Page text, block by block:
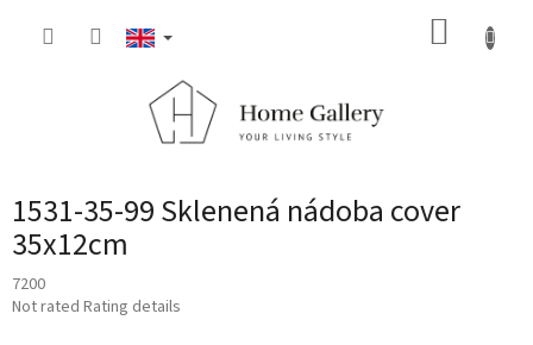
1531-35-99 Sklenená nádoba cover
35x12cm
7200
The
Not rated Rating details